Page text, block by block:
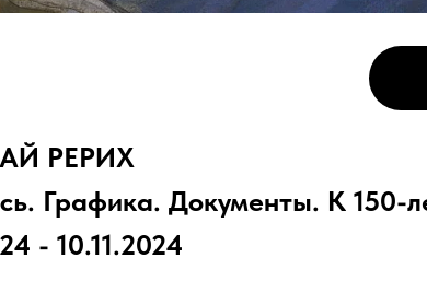
РЕРИХ
Графика. Документы. К 150-
- 10.11.2024